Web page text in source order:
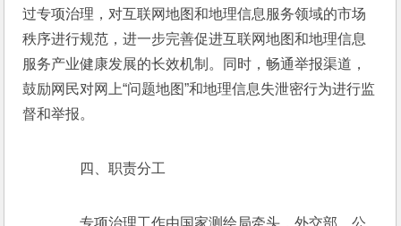
过专项治理，对互联网地图和地理信息服务领域的市场
秩序进行规范，进一步完善促进互联网地图和地理信息
服务产业健康发展的长效机制。同时，畅通举报渠道，
鼓励网民对网上“问题地图”和地理信息失泄密行为进行监
督和举报。
四、职责分工
专项治理工作由国家测绘局牵头，外交部、公